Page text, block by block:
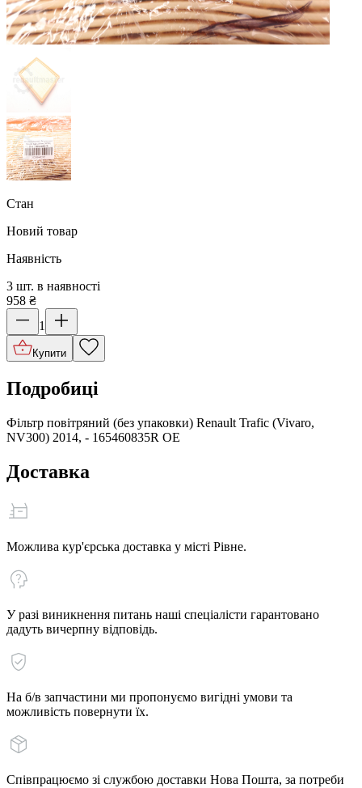
Стан
Новий товар
Наявність
3 шт. в наявності
958 ₴
1
Купити
Подробиці
Фільтр повітряний (без упаковки) Renault Trafic (Vivaro,
NV300) 2014, - 165460835R OE
Доставка
Можлива кур'єрська доставка у місті Рівне.
У разі виникнення питань наші спеціалісти гарантовано
дадуть вичерпну відповідь.
На б/в запчастини ми пропонуємо вигідні умови та
можливість повернути їх.
Співпрацюємо зі службою доставки Нова Пошта, за потреби